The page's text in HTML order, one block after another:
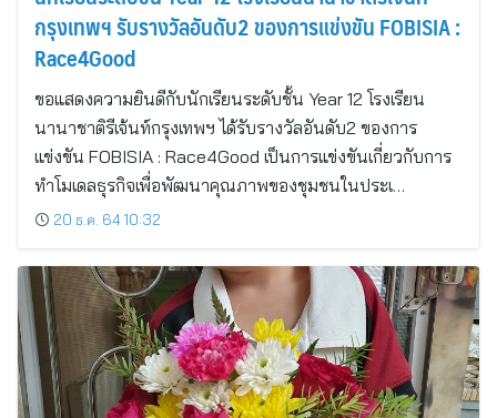
กรุงเทพฯ รับรางวัลอันดับ2 ของการแข่งขัน FOBISIA :
Race4Good
ขอแสดงความยินดีกับนักเรียนระดับชั้น Year 12 โรงเรียน
นานาชาติรีเจ้นท์กรุงเทพฯ ได้รับรางวัลอันดับ2 ของการ
แข่งขัน FOBISIA : Race4Good เป็นการแข่งขันเกี่ยวกับการ
ทำโมเดลธุรกิจเพื่อพัฒนาคุณภาพของชุมชนในประเ…
20 ธ.ค. 64 10:32